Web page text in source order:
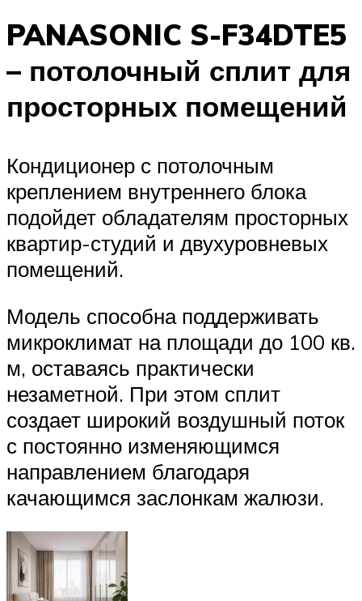
PANASONIC S-F34DTE5
– потолочный сплит для
просторных помещений
Кондиционер с потолочным
креплением внутреннего блока
подойдет обладателям просторных
квартир-студий и двухуровневых
помещений.
Модель способна поддерживать
микроклимат на площади до 100 кв.
м, оставаясь практически
незаметной. При этом сплит
создает широкий воздушный поток
с постоянно изменяющимся
направлением благодаря
качающимся заслонкам жалюзи.